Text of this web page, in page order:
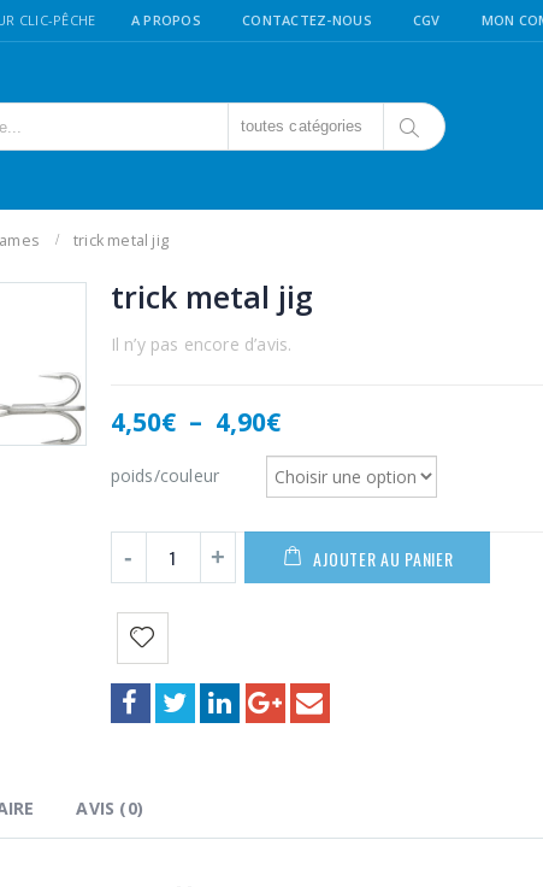
CLIC-PÊCHE A PROPOS CONTACTEZ-NOUS CGV MON
toutes catégories
trick metal jig
trick metal jig
Il n’y pas encore d’avis.
4,50€ – 4,90€Plage
prix :
4,50€
4,90€
poids/couleur
AJOUTER AU PANIER
AVIS (0)